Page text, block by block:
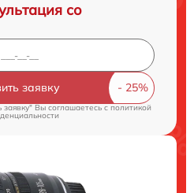
со
заявку
Вы соглашаетесь cполитикой